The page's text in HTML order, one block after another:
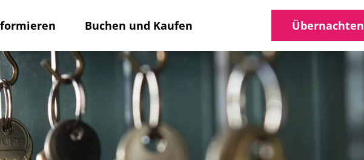
Buchen und Kaufen Übernachten